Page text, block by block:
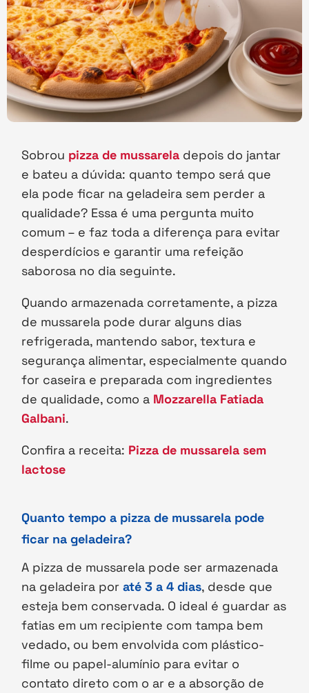
Sobrou pizza de mussarela depois do jantar
e bateu a dúvida: quanto tempo será que
ela pode ficar na geladeira sem perder a
qualidade? Essa é uma pergunta muito
comum – e faz toda a diferença para evitar
desperdícios e garantir uma refeição
saborosa no dia seguinte.
Quando armazenada corretamente, a pizza
de mussarela pode durar alguns dias
refrigerada, mantendo sabor, textura e
segurança alimentar, especialmente quando
for caseira e preparada com ingredientes
de qualidade, como a Mozzarella Fatiada
Galbani.
Confira a receita: Pizza de mussarela sem
lactose
Quanto tempo a pizza de mussarela pode
ficar na geladeira?
A pizza de mussarela pode ser armazenada
na geladeira poraté 3 a 4 dias, desde que
esteja bem conservada. O ideal é guardar as
fatias em um recipiente com tampa bem
vedado, ou bem envolvida com plástico-
filme ou papel-alumínio para evitar o
contato direto com o ar e a absorção de